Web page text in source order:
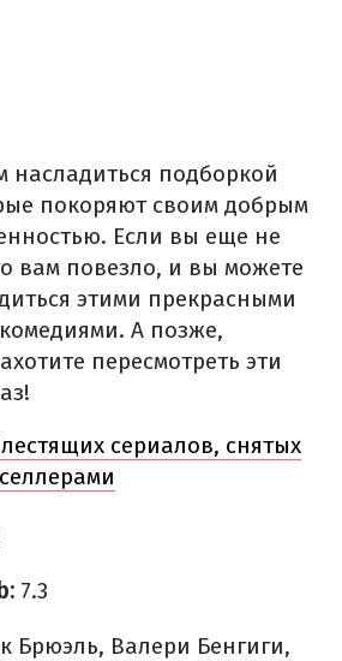
насладиться подборкой
покоряют своим добрым
Если вы еще не
вам повезло, и вы можете
этими прекрасными
А позже,
пересмотреть эти
сериалов, снятых
7.3
Брюэль, Валери Бенгиги,